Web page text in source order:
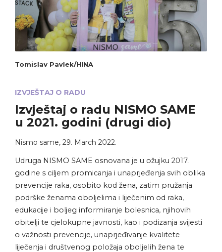
Tomislav Pavlek/HINA
IZVJEŠTAJ O RADU
Izvještaj o radu NISMO SAME
u 2021. godini (drugi dio)
Nismo same, 29. March 2022.
Udruga NISMO SAME osnovana je u ožujku 2017.
godine s ciljem promicanja i unaprjeđenja svih oblika
prevencije raka, osobito kod žena, zatim pružanja
podrške ženama oboljelima i liječenim od raka,
edukacije i boljeg informiranje bolesnica, njihovih
obitelji te cjelokupne javnosti, kao i podizanja svijesti
o važnosti prevencije, unaprjeđivanje kvalitete
liječenja i društvenog položaja oboljelih žena te